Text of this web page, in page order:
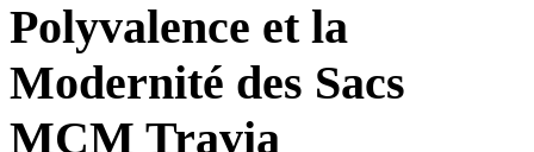
Polyvalence et la
Modernité des Sacs
MCM Travia